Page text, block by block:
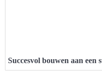
Succesvol bouwen aan